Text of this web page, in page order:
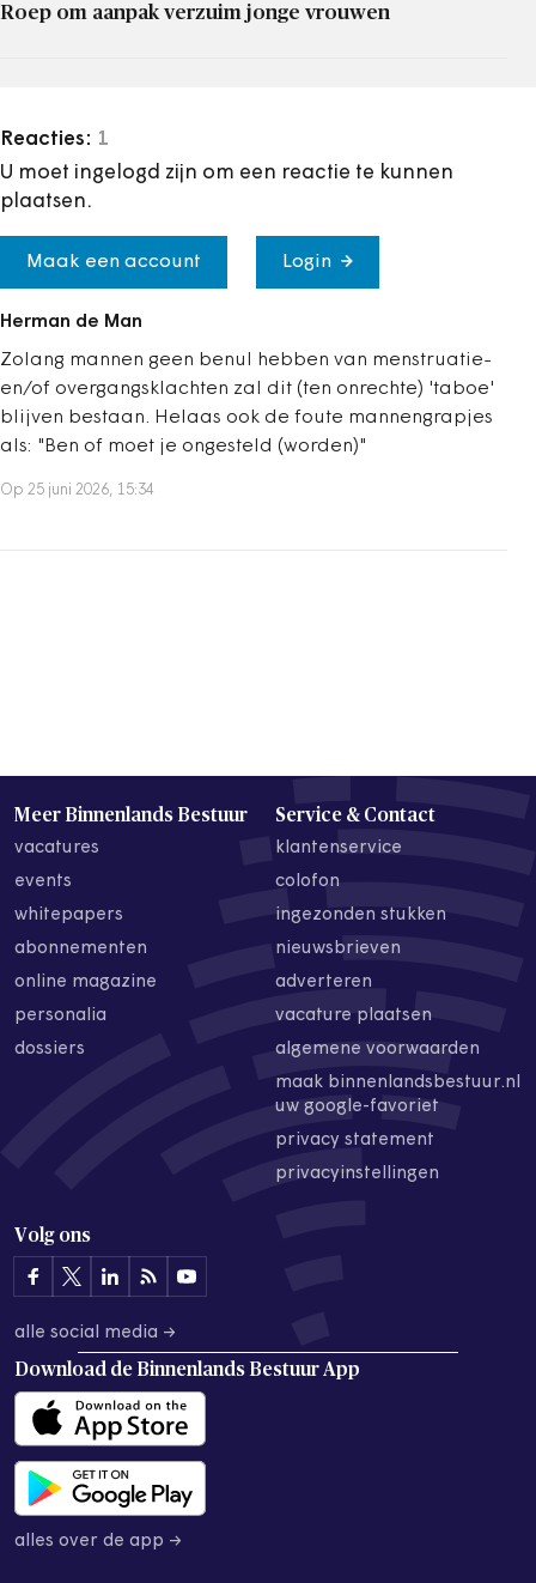
Roep om aanpak verzuim jonge vrouwen
Reacties: 1
U moet ingelogd zijn om een reactie te kunnen
plaatsen.
Maak een account Login
Herman de Man
Zolang mannen geen benul hebben van menstruatie-
en/of overgangsklachten zal dit (ten onrechte) 'taboe'
blijven bestaan. Helaas ook de foute mannengrapjes
als: "Ben of moet je ongesteld (worden)"
Op 25 juni 2026, 15:34
Meer Binnenlands Bestuur
vacatures
events
whitepapers
abonnementen
online magazine
personalia
dossiers
Service & Contact
klantenservice
colofon
ingezonden stukken
nieuwsbrieven
adverteren
vacature plaatsen
algemene voorwaarden
maak binnenlandsbestuur.nl
uw google-favoriet
privacy statement
privacyinstellingen
Volg ons
alle social media →
Download de Binnenlands Bestuur App
alles over de app →